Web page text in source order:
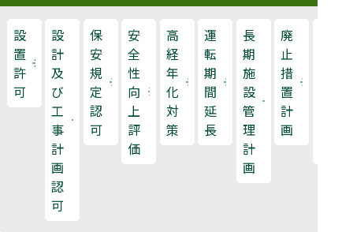
設
置
許
可
設
計
及
び
工
事
計
画
認
可
保
安
規
定
認
可
安
全
性
向
上
評
価
高
経
年
化
対
策
運
転
期
間
延
長
長
期
施
設
管
理
計
画
廃
止
措
置
計
画